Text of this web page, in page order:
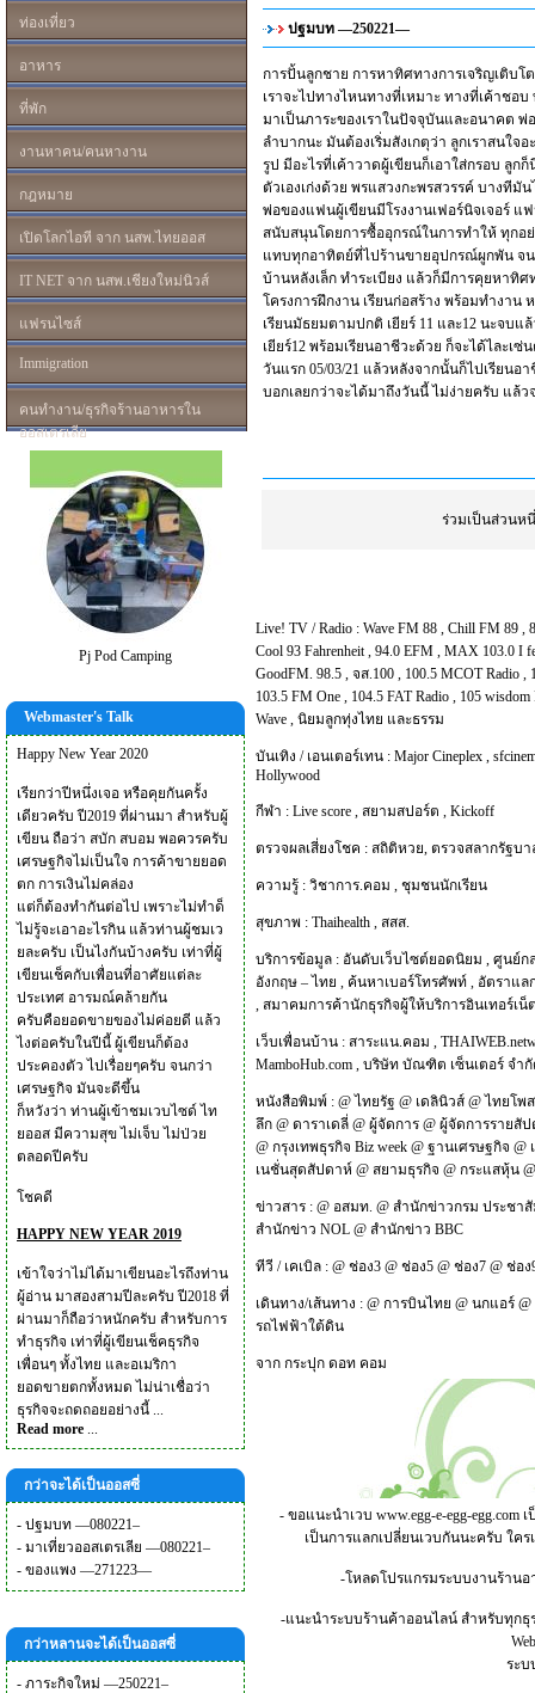
ท่องเที่ยว
อาหาร
ที่พัก
งานหาคน/คนหางาน
กฎหมาย
เปิดโลกไอที จาก นสพ.ไทยออส
IT NET จาก นสพ.เชียงใหม่นิวส์
แฟรนไซส์
Immigration
คนทำงาน/ธุรกิจร้านอาหารใน
ออสเตรเลีย
Pj Pod Camping
Webmaster's Talk
Happy New Year 2020
เรียกว่าปีหนึ่งเจอ หรือคุยกันครั้ง
เดียวครับ ปี2019 ที่ผ่านมา สำหรับผู้
เขียน ถือว่า สบัก สบอม พอควรครับ
เศรษฐกิจไม่เป็นใจ การค้าขายยอด
ตก การเงินไม่คล่อง
แต่ก็ต้องทำกันต่อไป เพราะไม่ทำด็
ไม่รู้จะเอาอะไรกิน แล้วท่านผู้ชมเว
ยละครับ เป็นไงกันบ้างครับ เท่าที่ผู้
เขียนเช็คกับเพื่อนที่อาศัยแต่ละ
ประเทศ อารมณ์คล้ายกัน
ครับคือยอดขายของไม่ค่อยดี แล้ว
ไงต่อครับในปีนี้ ผู้เขียนก็ต้อง
ประคองตัว ไปเรื่อยๆครับ จนกว่า
เศรษฐกิจ มันจะดีขึ้น
ก็หวังว่า ท่านผู้เข้าชมเวบไซด์ ไท
ยออส มีความสุข ไม่เจ็บ ไม่ป่วย
ตลอดปีครับ
โชคดี
HAPPY NEW YEAR 2019
เข้าใจว่าไม่ได้มาเขียนอะไรถึงท่าน
ผู้อ่าน มาสองสามปีละครับ ปี2018 ที่
ผ่านมาก็ถือว่าหนักครับ สำหรับการ
ทำธุรกิจ เท่าที่ผู้เขียนเช็คธุรกิจ
เพื่อนๆ ทั้งไทย และอเมริกา
ยอดขายตกทั้งหมด ไม่น่าเชื่อว่า
ธุรกิจจะถดถอยอย่างนี้ ...
Read more ...
กว่าจะได้เป็นออสซี่
- ปฐมบท —080221–
- มาเที่ยวออสเตรเลีย —080221–
- ของแพง —271223—
กว่าหลานจะได้เป็นออสซี่
- ภาระกิจใหม่ —250221–
ปฐมบท —250221—
การปั้นลูกชาย การหาทิศทางการเจริญเติบโ
เราจะไปทางไหนทางที่เหมาะ ทางที่เค้าชอ
มาเป็นภาระของเราในปัจจุบันและอนาคต
ลำบากนะ มันต้องเริ่มสังเกตุว่า ลูกเราสนใ
รูป มีอะไรที่เค้าวาดผู้เขียนก็เอาใส่กรอบ ลูก
ตัวเองเก่งด้วย พรแสวงกะพรสวรรค์ บางที
พ่อของแฟนผู้เขียนมีโรงงานเฟอร์นิจเจอร์ แ
สนับสนุนโดยการซื้ออุกรณ์ในการทำให้ ทุกอ
แทบทุกอาทิตย์ที่ไปร้านขายอุปกรณ์ผูกพัน จน
บ้านหลังเล็ก ทำระเบียง แล้วก็มีการคุยหาทิศ
โครงการฝึกงาน เรียนก่อสร้าง พร้อมทำงา
เรียนมัธยมตามปกติ เยียร์ 11 และ12 นะจบแ
เยียร์12 พร้อมเรียนอาชีวะด้วย ก็จะได้ไละเ
วันแรก 05/03/21 แล้วหลังจากนั้นก็ไปเรียน
บอกเลยกว่าจะได้มาถึงวันนี้ ไม่ง่ายครับ แล้
ร่วมเป็นส่วนห
Live! TV / Radio : Wave FM 88 , Chill FM 89 ,
Cool 93 Fahrenheit, 94.0 EFM , MAX 103.0 I
GoodFM. 98.5 , จส.100 , 100.5 MCOT Radio ,
103.5 FM One , 104.5 FAT Radio , 105 wisdom
Wave , นิยมลูกทุ่งไทย และธรรม
บันเทิง / เอนเตอร์เทน : Major Cineplex ,
Hollywood
กีฬา : Live score , สยามสปอร์ต , Kickoff
ตรวจผลเสี่ยงโชค : สถิติหวย, ตรวจสลากรัฐบา
ความรู้ : วิชาการ.คอม , ชุมชนนักเรียน
สุขภาพ : Thaihealth , สสส.
บริการข้อมูล : อันดับเว็บไซต์ยอดนิยม , ศูนย์ก
อังกฤษ – ไทย , ค้นหาเบอร์โทรศัพท์ , อัตราแล
, สมาคมการค้านักธุรกิจผู้ให้บริการอินเทอร์เน็
เว็บเพื่อนบ้าน : สาระแน.คอม ,
MamboHub.com , บริษัท บัณฑิต เซ็นเตอร์ จำ
หนังสือพิมพ์ : @ ไทยรัฐ @ เดลินิวส์ @ ไทยโพ
ลึก @ ดาราเดลี่ @ ผู้จัดการ @ ผู้จัดการรายสั
@ กรุงเทพธุรกิจ Biz week @ ฐานเศรษฐกิจ @
เนชั่นสุดสัปดาห์ @ สยามธุรกิจ @ กระแสหุ้น
ข่าวสาร : @ อสมท. @ สำนักข่าวกรม ประชา
สำนักข่าว NOL @ สำนักข่าว BBC
ทีวี / เคเบิล : @ ช่อง3 @ ช่อง5 @ ช่อง7 @ ช่อง
เดินทาง/เส้นทาง : @ การบินไทย @ นกแอร์ @
รถไฟฟ้าใต้ดิน
จาก กระปุก ดอท คอม
- ขอแนะนำเวบ www.egg-e-egg-egg.comเ
เป็นการแลกเปลี่ยนเวบกันนะครับ ใค
-โหลดโปรแกรมระบบงานร้านอ
-แนะนำระบบร้านค้าออนไลน์ สำหรับทุกธุ
ระบ